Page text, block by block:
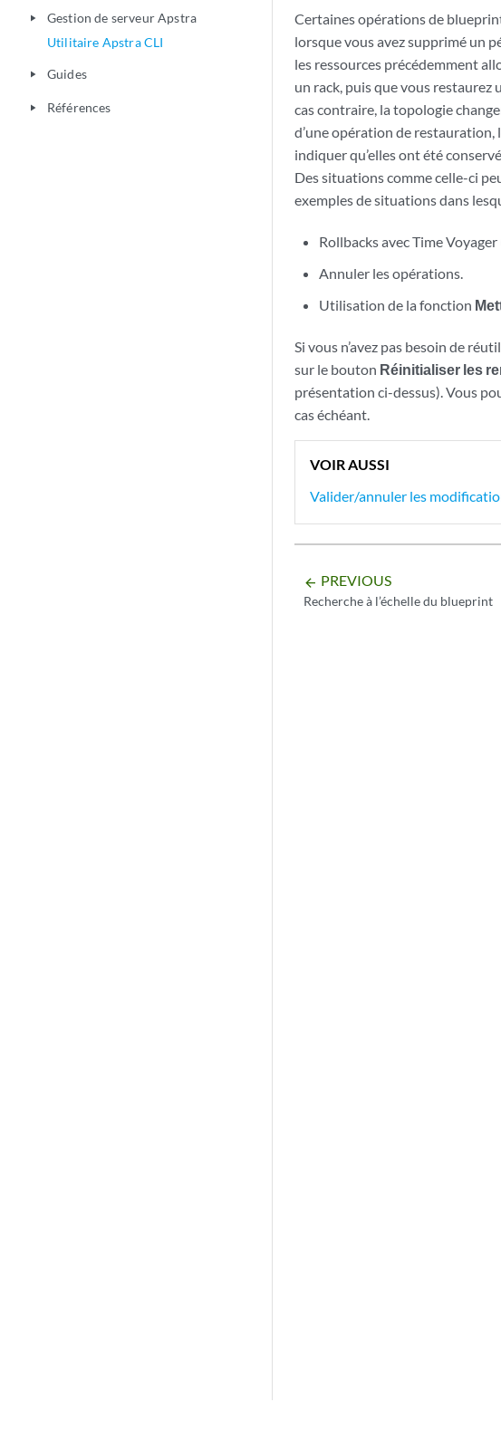
play_arrow
Gestion de serveur Apstra
Utilitaire Apstra CLI
play_arrow Guides
play_arrow Références
Certaines opérations de
lorsque vous avez supprimé un
les ressources précédemment
un rack, puis que vous restaurez
cas contraire, la topologie
d’une opération de restauration,
indiquer qu’elles ont été
Des situations comme celle-ci
exemples de situations dans
Rollbacks avec Time
Annuler les opérations.
Utilisation de la fonction
Si vous n’avez pas besoin de
sur le bouton Réinitialiser les
présentation ci-dessus). Vous
cas échéant.
VOIR AUSSI
Valider/annuler les
arrow_backward PREVIOUS
Recherche à l’échelle du blueprint